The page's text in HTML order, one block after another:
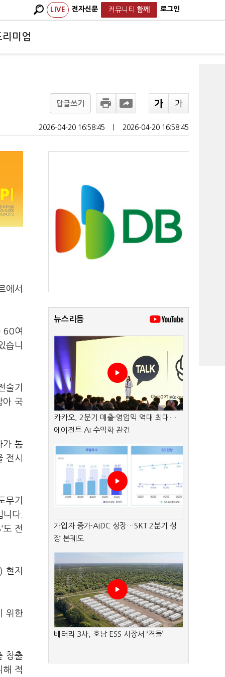
LIVE 전자신문 커뮤니티 함께 로그인
리미엄
답글쓰기
2026-04-20 16:58:45 2026-04-20 16:58:45
에서
60여
습니
술기
아 국
가 통
전시
무기
다.
전
현지
위한
창출
해 적
뉴스리듬
카카오, 2분기 매출·영업익 역대 최대…
에이전트 AI 수익화 관건
가입자 증가·AIDC 성장…SKT 2분기 성
장 본궤도
배터리 3사, 호남 ESS 시장서 ‘격돌’